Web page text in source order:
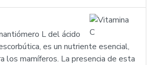
L del ácido
es un nutriente esencial,
los mamíferos. La presencia de esta